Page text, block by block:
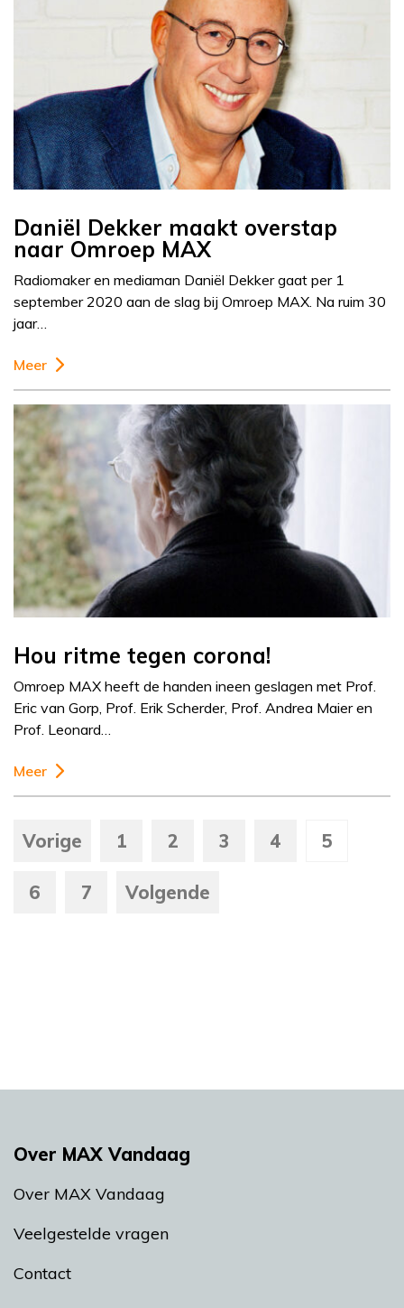
Daniël Dekker maakt overstap
naar Omroep MAX
Radiomaker en mediaman Daniël Dekker gaat per 1
september 2020 aan de slag bij Omroep MAX. Na ruim 30
jaar…
Meer
Hou ritme tegen corona!
Omroep MAX heeft de handen ineen geslagen met Prof.
Eric van Gorp, Prof. Erik Scherder, Prof. Andrea Maier en
Prof. Leonard…
Meer
Vorige 1 2 3 4 5
6 7 Volgende
Over MAX Vandaag
Over MAX Vandaag
Veelgestelde vragen
Contact